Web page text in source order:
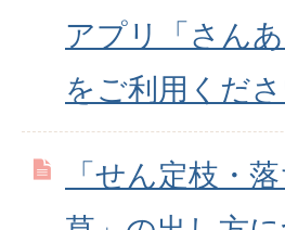
アプリ「さんあ
をご利用くださ
「せん定枝・落